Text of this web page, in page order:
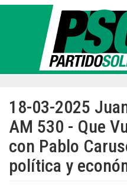
Pasar
18-03-2025
AM 530 - Que
con Pablo
política y